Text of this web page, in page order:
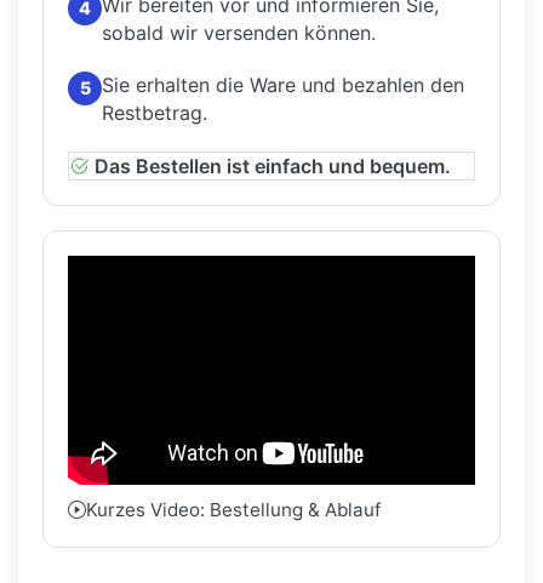
4
sobald wir versenden können.
5
Sie erhalten die Ware und bezahlen den
Restbetrag.
Das Bestellen ist einfach und bequem.
Kurzes Video: Bestellung & Ablauf